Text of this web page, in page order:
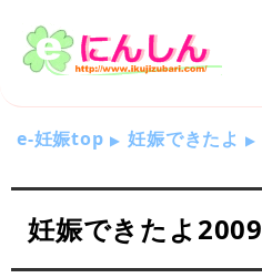
e-妊娠top 妊娠できたよ
妊娠できたよ